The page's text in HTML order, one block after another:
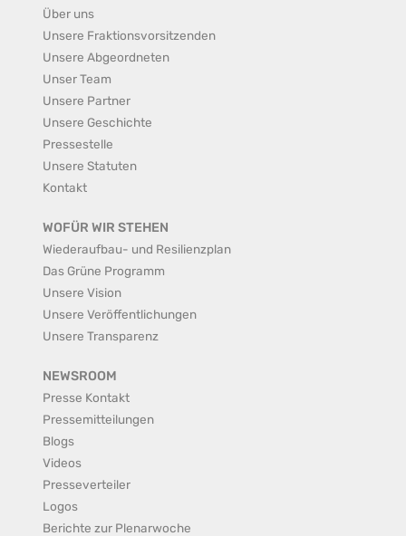
Über uns
Unsere Fraktionsvorsitzenden
Unsere Abgeordneten
Unser Team
Unsere Partner
Unsere Geschichte
Pressestelle
Unsere Statuten
Kontakt
WOFÜR WIR STEHEN
Wiederaufbau- und Resilienzplan
Das Grüne Programm
Unsere Vision
Unsere Veröffentlichungen
Unsere Transparenz
NEWSROOM
Presse Kontakt
Pressemitteilungen
Blogs
Videos
Presseverteiler
Logos
Berichte zur Plenarwoche